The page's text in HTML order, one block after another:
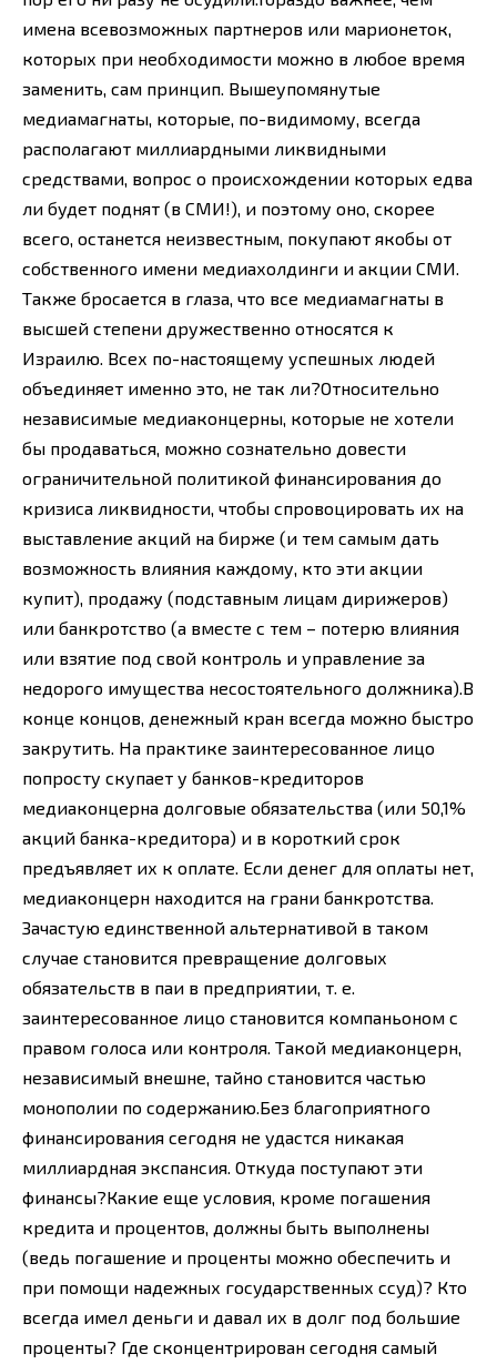
имена всевозможных партнеров или марионеток,
которых при необходимости можно в любое время
заменить, сам принцип. Вышеупомянутые
медиамагнаты, которые, по-видимому, всегда
располагают миллиардными ликвидными
средствами, вопрос о происхождении которых едва
ли будет поднят (в СМИ!), и поэтому оно, скорее
всего, останется неизвестным, покупают якобы от
собственного имени медиахолдинги и акции СМИ.
Также бросается в глаза, что все медиамагнаты в
высшей степени дружественно относятся к
Израилю. Всех по-настоящему успешных людей
объединяет именно это, не так ли?Относительно
независимые медиаконцерны, которые не хотели
бы продаваться, можно сознательно довести
ограничительной политикой финансирования до
кризиса ликвидности, чтобы спровоцировать их на
выставление акций на бирже (и тем самым дать
возможность влияния каждому, кто эти акции
купит), продажу (подставным лицам дирижеров)
или банкротство (а вместе с тем – потерю влияния
или взятие под свой контроль и управление за
недорого имущества несостоятельного должника).В
конце концов, денежный кран всегда можно быстро
закрутить. На практике заинтересованное лицо
попросту скупает у банков-кредиторов
медиаконцерна долговые обязательства (или 50,1%
акций банка-кредитора) и в короткий срок
предъявляет их к оплате. Если денег для оплаты нет,
медиаконцерн находится на грани банкротства.
Зачастую единственной альтернативой в таком
случае становится превращение долговых
обязательств в паи в предприятии, т. е.
заинтересованное лицо становится компаньоном с
правом голоса или контроля. Такой медиаконцерн,
независимый внешне, тайно становится частью
монополии по содержанию.Без благоприятного
финансирования сегодня не удастся никакая
миллиардная экспансия. Откуда поступают эти
финансы?Какие еще условия, кроме погашения
кредита и процентов, должны быть выполнены
(ведь погашение и проценты можно обеспечить и
при помощи надежных государственных ссуд)? Кто
всегда имел деньги и давал их в долг под большие
проценты? Где сконцентрирован сегодня самый